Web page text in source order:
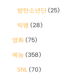
방탄소년단 (25)
빅뱅 (28)
영화 (75)
예능 (358)
SNL (70)